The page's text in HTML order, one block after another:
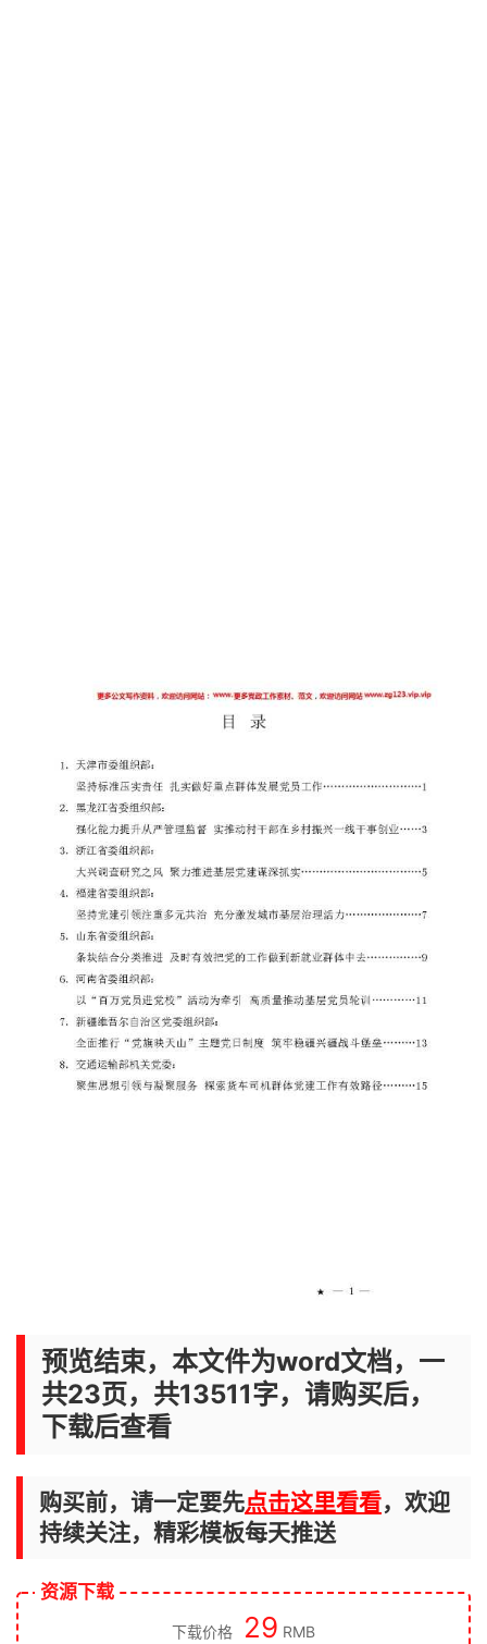
预览结束，本文件为word文档，一
共23页，共13511字，请购买后，
下载后查看
购买前，请一定要先点击这里看看，欢迎
持续关注，精彩模板每天推送
资源下载
下载价格 29 RMB